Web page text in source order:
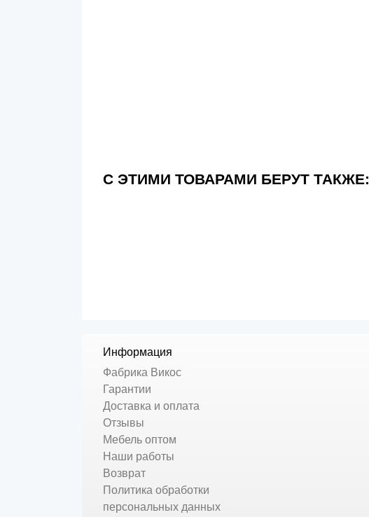
С ЭТИМИ ТОВАРАМИ БЕРУТ ТАКЖЕ:
Информация
Фабрика Викос
Гарантии
Доставка и оплата
Отзывы
Мебель оптом
Наши работы
Возврат
Политика обработки
персональных данных